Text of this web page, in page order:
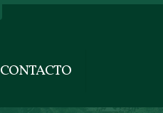
CONTACTO